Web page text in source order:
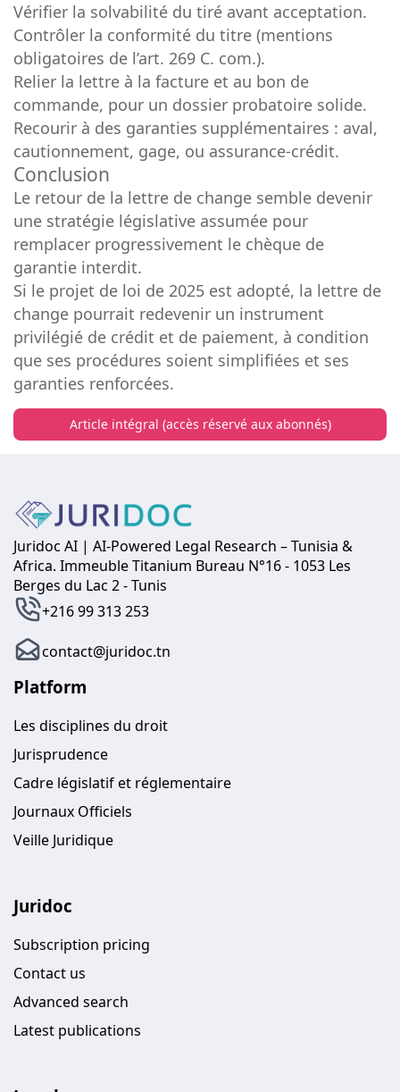
Vérifier la solvabilité du tiré avant acceptation.
Contrôler la conformité du titre (mentions
obligatoires de l’art. 269 C. com.).
Relier la lettre à la facture et au bon de
commande, pour un dossier probatoire solide.
Recourir à des garanties supplémentaires : aval,
cautionnement, gage, ou assurance-crédit.
Conclusion
Le retour de la lettre de change semble devenir
une stratégie législative assumée pour
remplacer progressivement le chèque de
garantie interdit.
Si le projet de loi de 2025 est adopté, la lettre de
change pourrait redevenir un instrument
privilégié de crédit et de paiement, à condition
que ses procédures soient simplifiées et ses
garanties renforcées.
Article intégral (accès réservé aux abonnés)
Juridoc AI | AI-Powered Legal Research – Tunisia &
Africa. Immeuble Titanium Bureau N°16 - 1053 Les
Berges du Lac 2 - Tunis
+216 99 313 253
contact@juridoc.tn
Platform
Les disciplines du droit
Jurisprudence
Cadre législatif et réglementaire
Journaux Officiels
Veille Juridique
Juridoc
Subscription pricing
Contact us
Advanced search
Latest publications